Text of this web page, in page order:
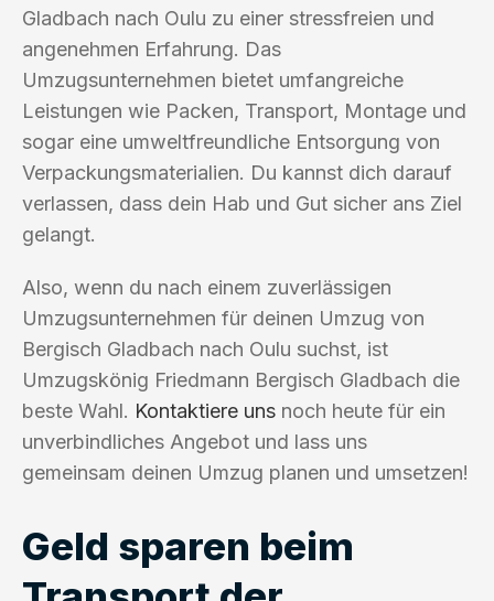
Gladbach nach Oulu zu einer stressfreien und
angenehmen Erfahrung. Das
Umzugsunternehmen bietet umfangreiche
Leistungen wie Packen, Transport, Montage und
sogar eine umweltfreundliche Entsorgung von
Verpackungsmaterialien. Du kannst dich darauf
verlassen, dass dein Hab und Gut sicher ans Ziel
gelangt.
Also, wenn du nach einem zuverlässigen
Umzugsunternehmen für deinen Umzug von
Bergisch Gladbach nach Oulu suchst, ist
Umzugskönig Friedmann Bergisch Gladbach die
beste Wahl. Kontaktiere uns noch heute für ein
unverbindliches Angebot und lass uns
gemeinsam deinen Umzug planen und umsetzen!
Geld sparen beim